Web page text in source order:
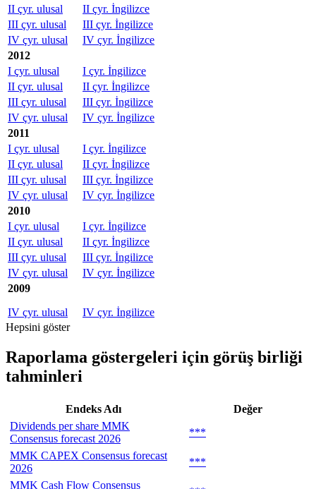
II çyr. ulusal
II çyr. İngilizce
III çyr. ulusal
III çyr. İngilizce
IV çyr. ulusal
IV çyr. İngilizce
2012
I çyr. ulusal
I çyr. İngilizce
II çyr. ulusal
II çyr. İngilizce
III çyr. ulusal
III çyr. İngilizce
IV çyr. ulusal
IV çyr. İngilizce
2011
I çyr. ulusal
I çyr. İngilizce
II çyr. ulusal
II çyr. İngilizce
III çyr. ulusal
III çyr. İngilizce
IV çyr. ulusal
IV çyr. İngilizce
2010
I çyr. ulusal
I çyr. İngilizce
II çyr. ulusal
II çyr. İngilizce
III çyr. ulusal
III çyr. İngilizce
IV çyr. ulusal
IV çyr. İngilizce
2009
IV çyr. ulusal
IV çyr. İngilizce
Hepsini göster
Raporlama göstergeleri için görüş birliği
tahminleri
Endeks Adı
Değer
Dividends per share MMK
Consensus forecast 2026
***
MMK CAPEX Consensus forecast
2026
***
MMK Cash Flow Consensus